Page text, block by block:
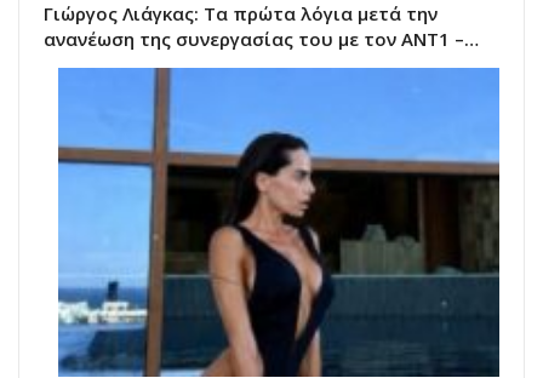
Γιώργος Λιάγκας: Τα πρώτα λόγια μετά την
ανανέωση της συνεργασίας του με τον ΑΝΤ1 –…